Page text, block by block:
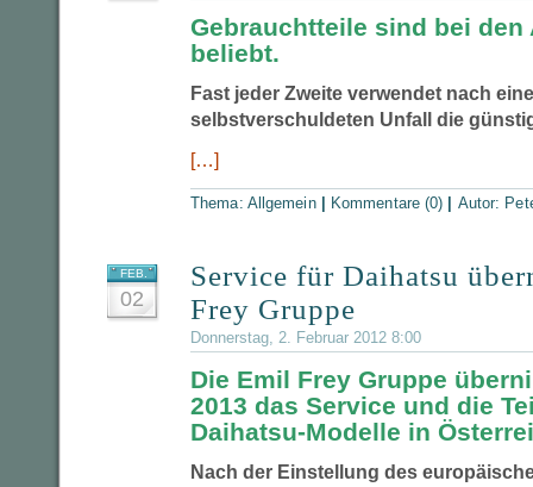
Gebrauchtteile sind bei den
beliebt.
Fast jeder Zweite verwendet nach
selbstverschuldeten Unfall die
[…]
Thema: Allgemein Kommentare (0) Autor:
FEB.
02
Service für Daihatsu
Frey Gruppe
Donnerstag, 2. Februar 2012 8:00
Die Emil Frey Gruppe
2013 das Service und die
Daihatsu-Modelle in
Nach der Einstellung des